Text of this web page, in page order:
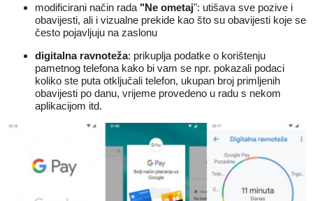
modificirani način rada "Ne ometaj": utišava sve pozive i
obavijesti, ali i vizualne prekide kao što su obavijesti koje se
često pojavljuju na zaslonu
digitalna ravnoteža: prikuplja podatke o korištenju
pametnog telefona kako bi vam se npr. pokazali podaci
koliko ste puta otključali telefon, ukupan broj primljenih
obavijesti po danu, vrijeme provedeno u radu s nekom
aplikacijom itd.